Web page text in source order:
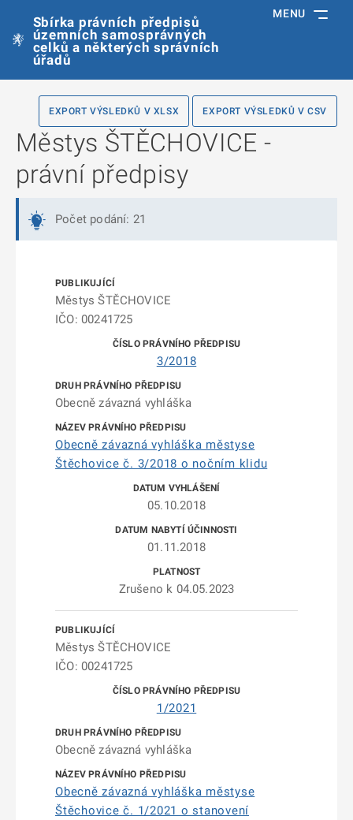
Sbírka právních předpisů
územních samosprávných
celků a některých správních
úřadů
MENU
EXPORT VÝSLEDKŮ V XLSX EXPORT VÝSLEDKŮ V CSV
Městys ŠTĚCHOVICE -
právní předpisy
Počet podání: 21
Městys ŠTĚCHOVICE
IČO: 00241725
3/2018
Obecně závazná vyhláška
Obecně závazná vyhláška městyse
Štěchovice č. 3/2018 o nočním klidu
05.10.2018
01.11.2018
Zrušeno k 04.05.2023
Městys ŠTĚCHOVICE
IČO: 00241725
1/2021
Obecně závazná vyhláška
Obecně závazná vyhláška městyse
Štěchovice č. 1/2021 o stanovení